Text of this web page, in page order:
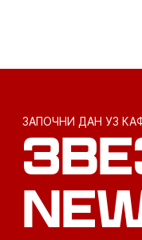
ЗАПОЧНИ ДАН УЗ